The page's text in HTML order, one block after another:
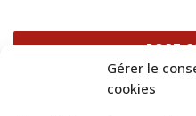
Gérer le
cookies